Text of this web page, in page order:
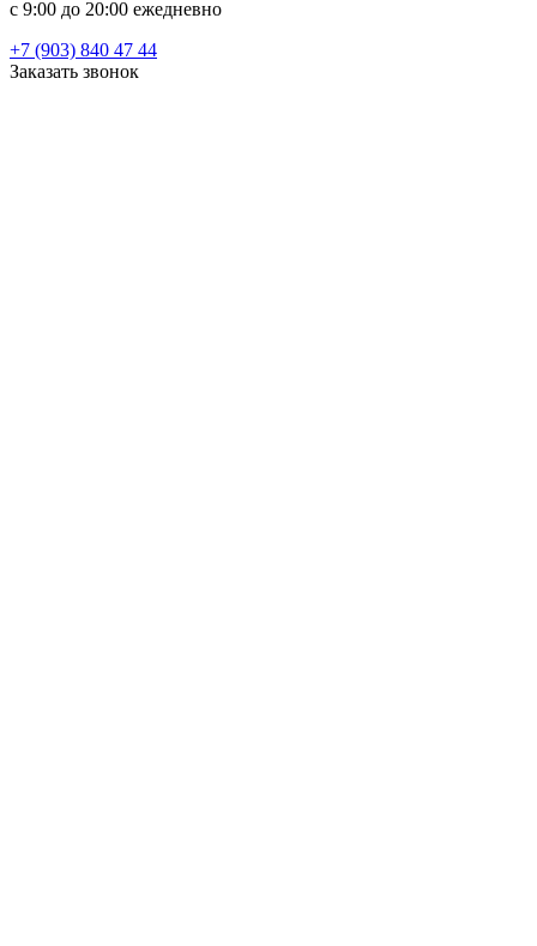
c 9:00 до 20:00 ежедневно
+7 (903) 840 47 44
Заказать звонок